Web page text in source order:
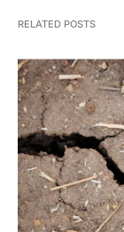
RELATED POSTS